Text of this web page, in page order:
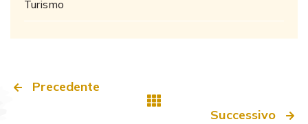
Turismo
Precedente
Successivo